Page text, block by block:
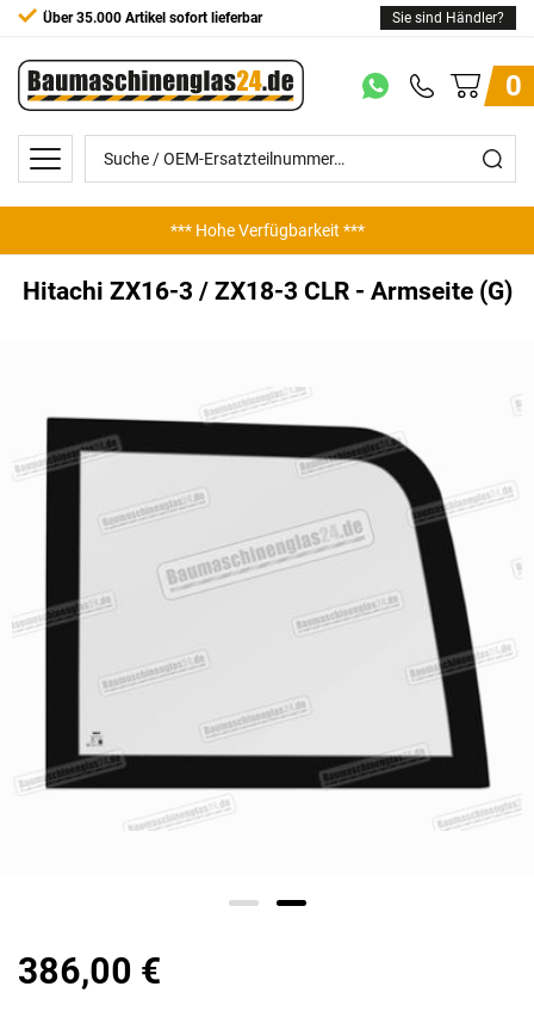
Über 35.000 Artikel sofort lieferbar Sie sind Händler?
0
*** Hohe Verfügbarkeit ***
*** Günstige Preise ***
Hitachi ZX16-3 / ZX18-3 CLR - Armseite (G)
386,00 €